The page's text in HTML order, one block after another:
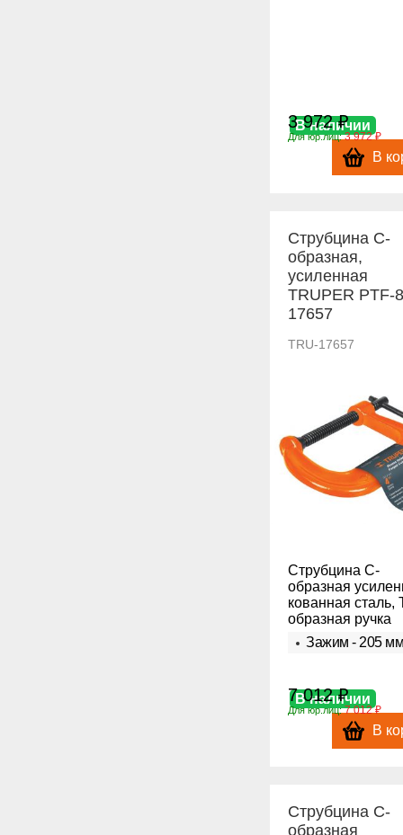
В наличии
3 972 ₽
Для юр.лиц:3 972 ₽
В
Струбцина С-
образная,
усиленная
TRUPER PTF-8
17657
TRU-17657
Струбцина С-
образная
кованная сталь,
образная ручка
Зажим - 205 мм
В наличии
7 012 ₽
Для юр.лиц:7 012 ₽
В
Струбцина С-
образная